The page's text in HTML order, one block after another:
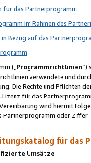
für das Partnerprogramm
im Rahmen des
Bezug auf das
(„Programmrichtlinien“)
verwendete und
Die Rechte und Pflichten
für das
wird hiermit
Partnerprogramm oder
für das
Umsätze